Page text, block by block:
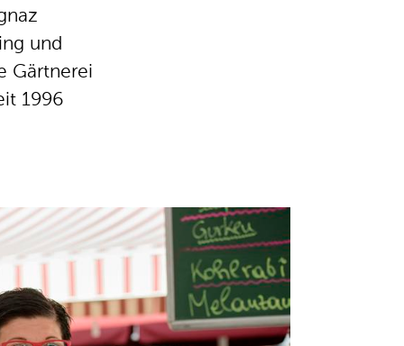
und
Gärtnerei
1996